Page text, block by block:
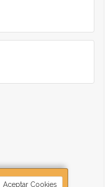
Aceptar Cookies